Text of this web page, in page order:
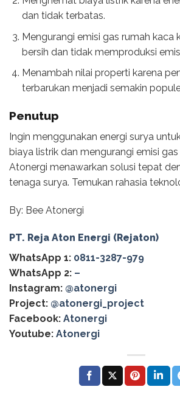
dan tidak terbatas.
Mengurangi emisi gas rumah kaca
bersih dan tidak memproduksi
Menambah nilai properti karena
terbarukan menjadi semakin
Penutup
Ingin menggunakan energi surya
biaya listrik dan mengurangi emisi
Atonergi menawarkan solusi tepat
tenaga surya. Temukan rahasia
By: Bee Atonergi
PT. Reja Aton Energi (Rejaton)
WhatsApp 1: 0811-3287-979
WhatsApp 2: –
Instagram: @atonergi
Project: @atonergi_project
Facebook: Atonergi
Youtube: Atonergi